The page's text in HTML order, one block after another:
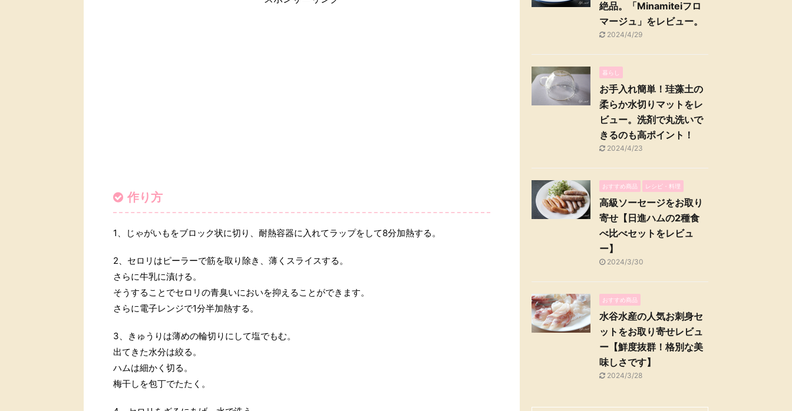
作り方
1、じゃがいもをブロック状に切り、耐熱容器に入れてラップをして8分加熱する。
2、セロリはピーラーで筋を取り除き、薄くスライスする。
さらに牛乳に漬ける。
そうすることでセロリの青臭いにおいを抑えることができます。
さらに電子レンジで1分半加熱する。
3、きゅうりは薄めの輪切りにして塩でもむ。
出てきた水分は絞る。
ハムは細かく切る。
梅干しを包丁でたたく。
絶品。「Minamiteiフロ
マージュ」をレビュー。
2024/4/29
暮らし
お手入れ簡単！珪藻土の
柔らか水切りマットをレ
ビュー。洗剤で丸洗いで
きるのも高ポイント！
2024/4/23
おすすめ商品 レシピ・料理
高級ソーセージをお取り
寄せ【日進ハムの2種食
べ比べセットをレビュ
ー】
2024/3/30
おすすめ商品
水谷水産の人気お刺身セ
ットをお取り寄せレビュ
ー【鮮度抜群！格別な美
味しさです】
2024/3/28